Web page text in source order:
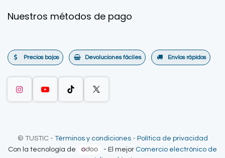
Nuestros métodos de pago
Precios bajos Devoluciones fáciles Envíos rápidos
© TUSTIC- Términos y condiciones- Política de privacidad
Con la tecnología de
- El mejor Comercio electrónico de